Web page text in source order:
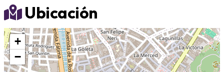
Ubicación
+
−